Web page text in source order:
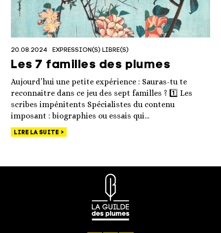
20.08.2024 EXPRESSION(S) LIBRE(S)
Les 7 familles des plumes
Aujourd’hui une petite expérience : Sauras-tu te
reconnaitre dans ce jeu des sept familles ? 1️⃣ Les
scribes impénitents Spécialistes du contenu
imposant : biographies ou essais qui…
LIRE LA SUITE